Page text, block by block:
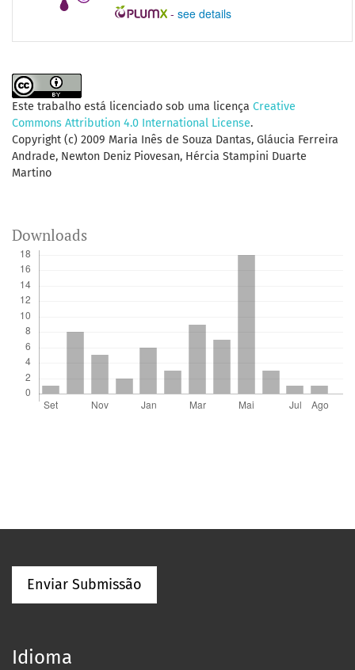
- see details
Este trabalho está licenciado sob uma licença Creative
Commons Attribution 4.0 International License.
Copyright (c) 2009 Maria Inês de Souza Dantas, Gláucia Ferreira
Andrade, Newton Deniz Piovesan, Hércia Stampini Duarte
Martino
Downloads
Enviar Submissão
Idioma